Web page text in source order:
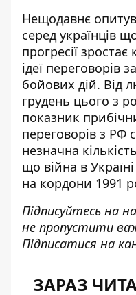
Нещодавнє
серед українців
прогресії
ідеї переговорів
бойових дій. Від
грудень цього з
показник
переговорів з РФ
незначна
що війна в
на кордони 1991
Підписуйтесь на
не пропустити
Підписатися на
ЗАРАЗ